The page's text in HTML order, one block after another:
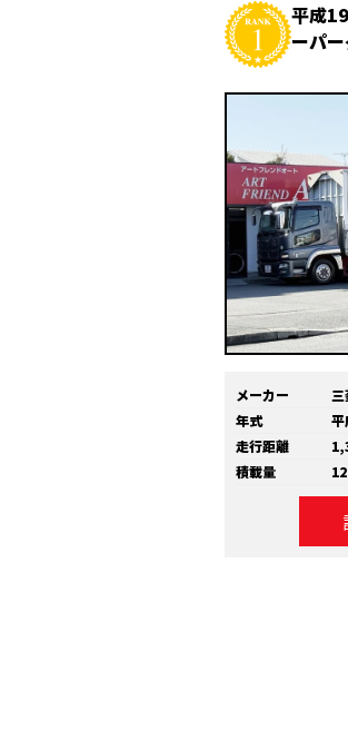
平成
ーパ
メーカー
年式
走行距離
積載量